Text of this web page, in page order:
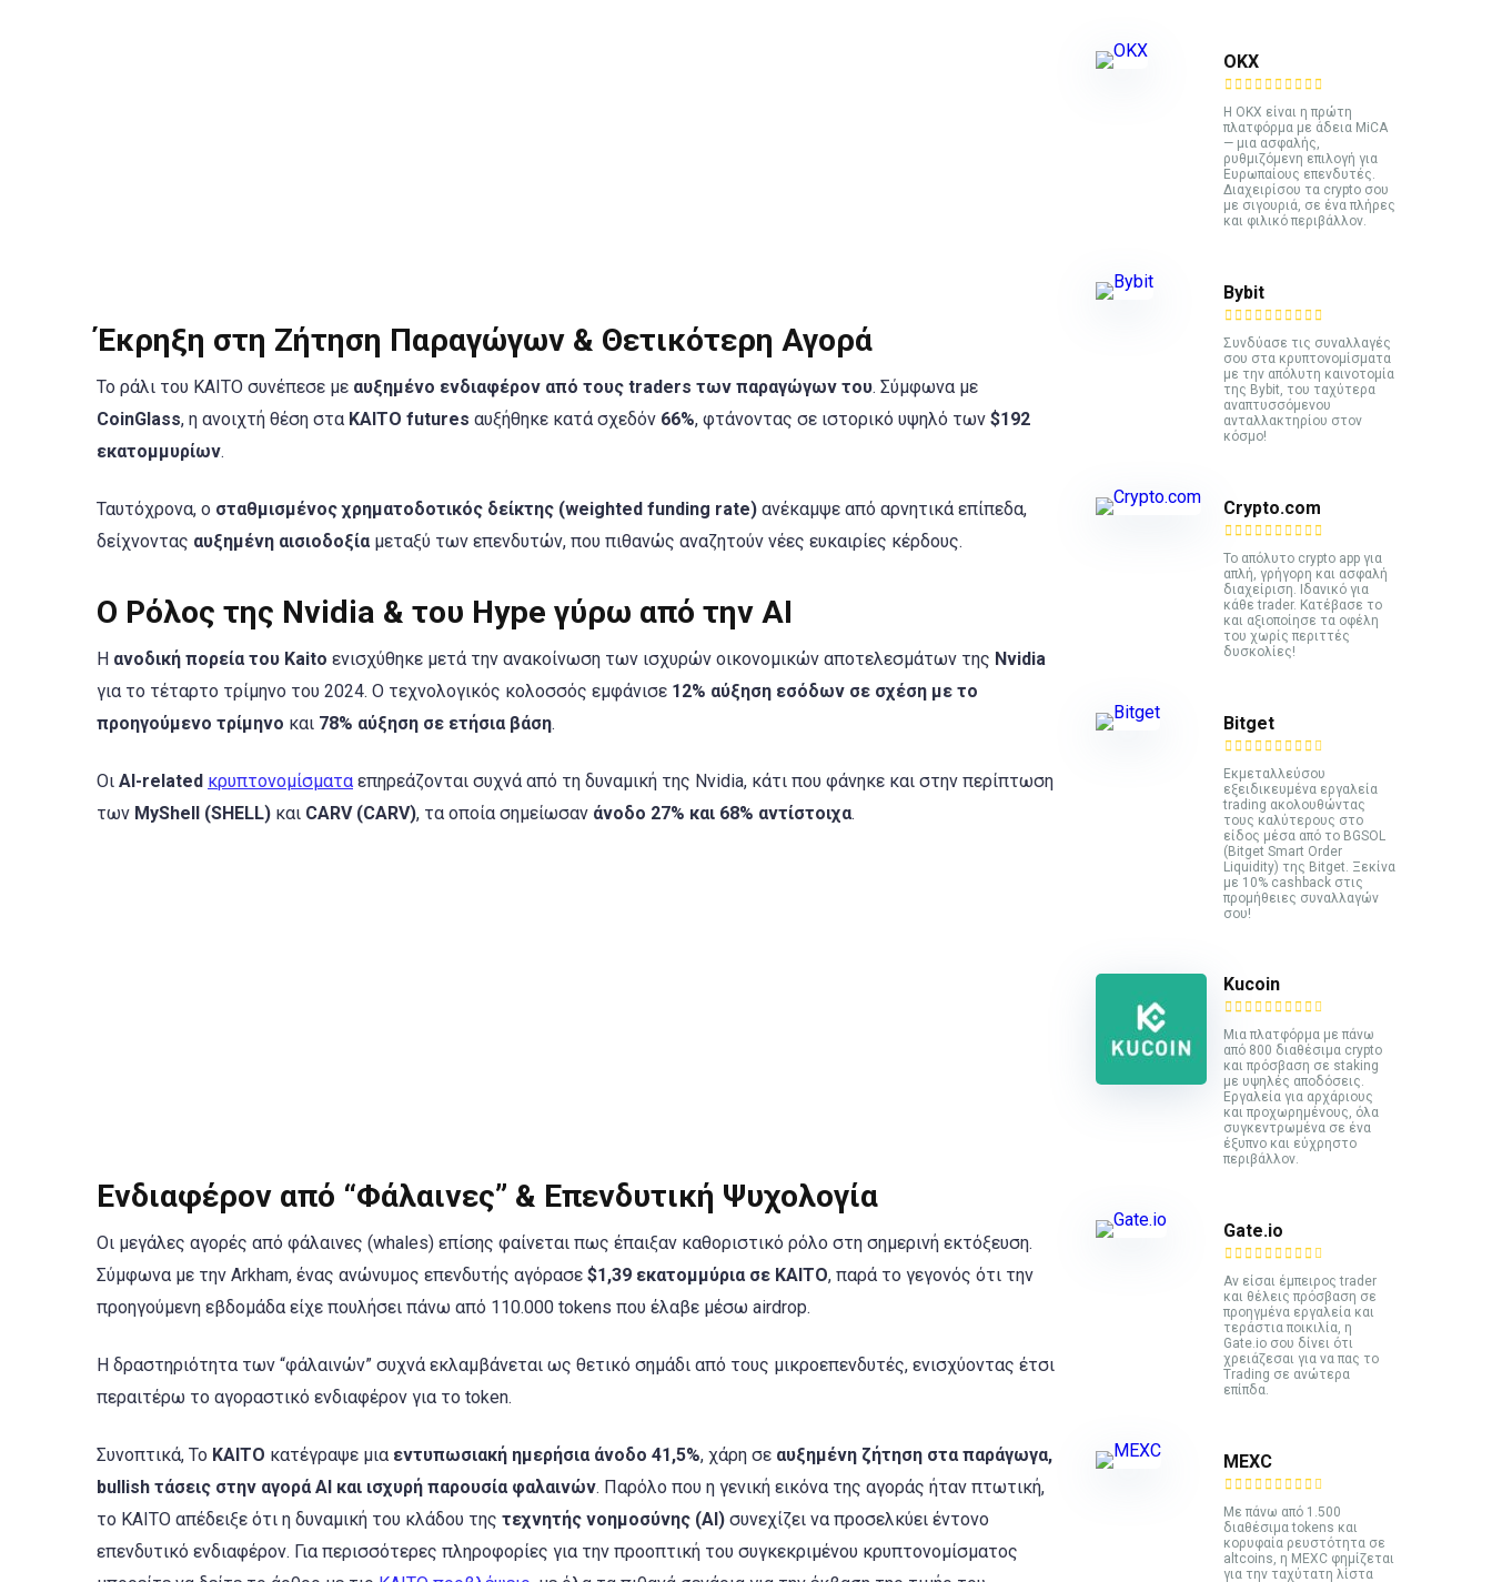
Έκρηξη στη Ζήτηση Παραγώγων & Θετικότερη Αγορά
Το ράλι του KAITO συνέπεσε με αυξημένο ενδιαφέρον από τους traders των παραγώγων του. Σύμφωνα με
CoinGlass, η ανοιχτή θέση στα KAITO futures αυξήθηκε κατά σχεδόν 66%, φτάνοντας σε ιστορικό υψηλό των $192
εκατομμυρίων.
Ταυτόχρονα, ο σταθμισμένος χρηματοδοτικός δείκτης (weighted funding rate) ανέκαμψε από αρνητικά επίπεδα,
δείχνοντας αυξημένη αισιοδοξίαμεταξύ των επενδυτών, που πιθανώς αναζητούν νέες ευκαιρίες κέρδους.
Ο Ρόλος της Nvidia & του Hype γύρω από την AI
Η ανοδική πορεία του Kaito ενισχύθηκε μετά την ανακοίνωση των ισχυρών οικονομικών αποτελεσμάτων της Nvidia
για το τέταρτο τρίμηνο του 2024. Ο τεχνολογικός κολοσσός εμφάνισε 12% αύξηση εσόδων σε σχέση με το
προηγούμενο τρίμηνο και 78% αύξηση σε ετήσια βάση.
Οι AI-related κρυπτονομίσματα επηρεάζονται συχνά από τη δυναμική της Nvidia, κάτι που φάνηκε και στην περίπτωση
των MyShell (SHELL) και CARV (CARV), τα οποία σημείωσαν άνοδο 27% και 68% αντίστοιχα.
Ενδιαφέρον από “Φάλαινες” & Επενδυτική Ψυχολογία
Οι μεγάλες αγορές από φάλαινες (whales) επίσης φαίνεται πως έπαιξαν καθοριστικό ρόλο στη σημερινή εκτόξευση.
Σύμφωνα με την Arkham, ένας ανώνυμος επενδυτής αγόρασε $1,39 εκατομμύρια σε KAITO, παρά το γεγονός ότι την
προηγούμενη εβδομάδα είχε πουλήσει πάνω από 110.000 tokens που έλαβε μέσω airdrop.
Η δραστηριότητα των “φάλαινών” συχνά εκλαμβάνεται ως θετικό σημάδι από τους μικροεπενδυτές, ενισχύοντας έτσι
περαιτέρω το αγοραστικό ενδιαφέρον για το token.
Συνοπτικά, Το KAITO κατέγραψε μια εντυπωσιακή ημερήσια άνοδο 41,5%, χάρη σε αυξημένη ζήτηση στα παράγωγα,
bullish τάσεις στην αγορά AI και ισχυρή παρουσία φαλαινών. Παρόλο που η γενική εικόνα της αγοράς ήταν πτωτική,
το KAITO απέδειξε ότι η δυναμική του κλάδου της τεχνητής νοημοσύνης (AI) συνεχίζει να προσελκύει έντονο
επενδυτικό ενδιαφέρον. Για περισσότερες πληροφορίες για την προοπτική του συγκεκριμένου κρυπτονομίσματος
ΟΚΧ
Η OKX είναι η πρώτη
πλατφόρμα με άδεια MiCA
— μια ασφαλής,
ρυθμιζόμενη επιλογή για
Ευρωπαίους επενδυτές.
Διαχειρίσου τα crypto σου
με σιγουριά, σε ένα πλήρες
και φιλικό περιβάλλον.
Bybit
Συνδύασε τις συναλλαγές
σου στα κρυπτονομίσματα
με την απόλυτη καινοτομία
της Bybit, του ταχύτερα
αναπτυσσόμενου
ανταλλακτηρίου στον
κόσμο!
Crypto.com
Το απόλυτο crypto app για
απλή, γρήγορη και ασφαλή
διαχείριση. Ιδανικό για
κάθε trader. Κατέβασε το
και αξιοποίησε τα οφέλη
του χωρίς περιττές
δυσκολίες!
Bitget
Εκμεταλλεύσου
εξειδικευμένα εργαλεία
trading ακολουθώντας
τους καλύτερους στο
είδος μέσα από το BGSOL
(Bitget Smart Order
Liquidity) της Bitget. Ξεκίνα
με 10% cashback στις
προμήθειες συναλλαγών
σου!
Kucoin
Mια πλατφόρμα με πάνω
από 800 διαθέσιμα crypto
και πρόσβαση σε staking
με υψηλές αποδόσεις.
Εργαλεία για αρχάριους
και προχωρημένους, όλα
συγκεντρωμένα σε ένα
έξυπνο και εύχρηστο
περιβάλλον.
Gate.io
Αν είσαι έμπειρος trader
και θέλεις πρόσβαση σε
προηγμένα εργαλεία και
τεράστια ποικιλία, η
Gate.io σου δίνει ότι
χρειάζεσαι για να πας το
Trading σε ανώτερα
επίπδα.
MEXC
Με πάνω από 1.500
διαθέσιμα tokens και
κορυφαία ρευστότητα σε
altcoins, η MEXC φημίζεται
για την ταχύτατη λίστα